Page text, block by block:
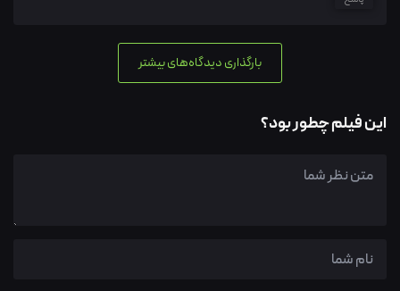
بارگذاری دیدگاه‌های بیشتر
این فیلم چطور بود؟